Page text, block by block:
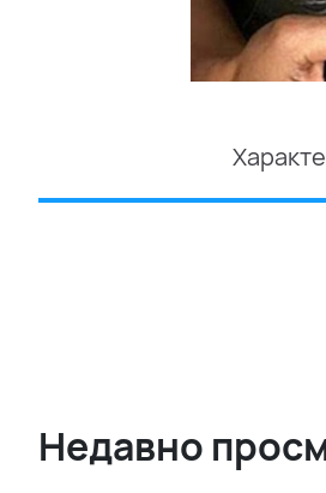
Недавно